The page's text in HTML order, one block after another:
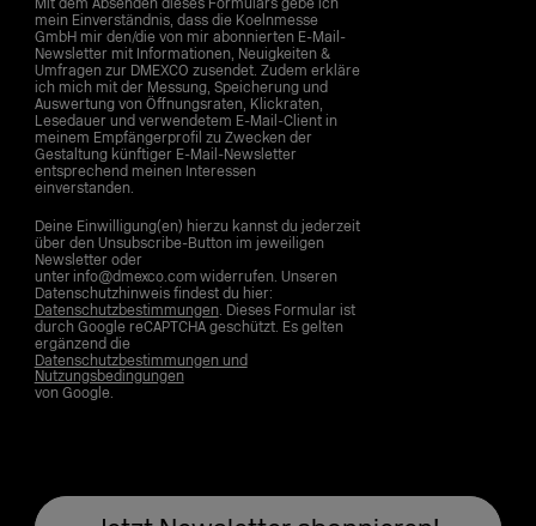
Mit dem Absenden dieses Formulars gebe ich
mein Einverständnis, dass die Koelnmesse
GmbH mir den/die von mir abonnierten E-Mail-
Newsletter mit Informationen, Neuigkeiten &
Umfragen zur DMEXCO zusendet. Zudem erkläre
ich mich mit der Messung, Speicherung und
Auswertung von Öffnungsraten, Klickraten,
Lesedauer und verwendetem E-Mail-Client in
meinem Empfängerprofil zu Zwecken der
Gestaltung künftiger E-Mail-Newsletter
entsprechend meinen Interessen
einverstanden.
Deine Einwilligung(en) hierzu kannst du jederzeit
über den Unsubscribe-Button im jeweiligen
Newsletter oder
unter info@dmexco.com widerrufen. Unseren
Datenschutzhinweis findest du hier:
Datenschutzbestimmungen. Dieses Formular ist
durch Google reCAPTCHA geschützt. Es gelten
ergänzend die
Datenschutzbestimmungen und
Nutzungsbedingungen
von Google.